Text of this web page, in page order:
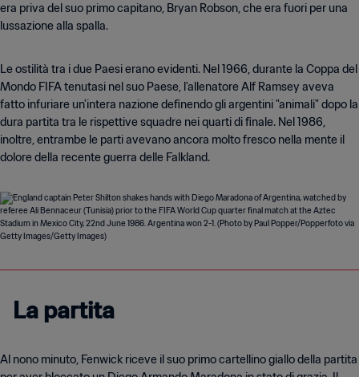
era priva del suo primo capitano, Bryan Robson, che era fuori per una
lussazione alla spalla.
Le ostilità tra i due Paesi erano evidenti. Nel 1966, durante la Coppa del
Mondo FIFA tenutasi nel suo Paese, l'allenatore Alf Ramsey aveva
fatto infuriare un'intera nazione definendo gli argentini "animali" dopo la
dura partita tra le rispettive squadre nei quarti di finale. Nel 1986,
inoltre, entrambe le parti avevano ancora molto fresco nella mente il
dolore della recente guerra delle Falkland.
La partita
Al nono minuto, Fenwick riceve il suo primo cartellino giallo della partita